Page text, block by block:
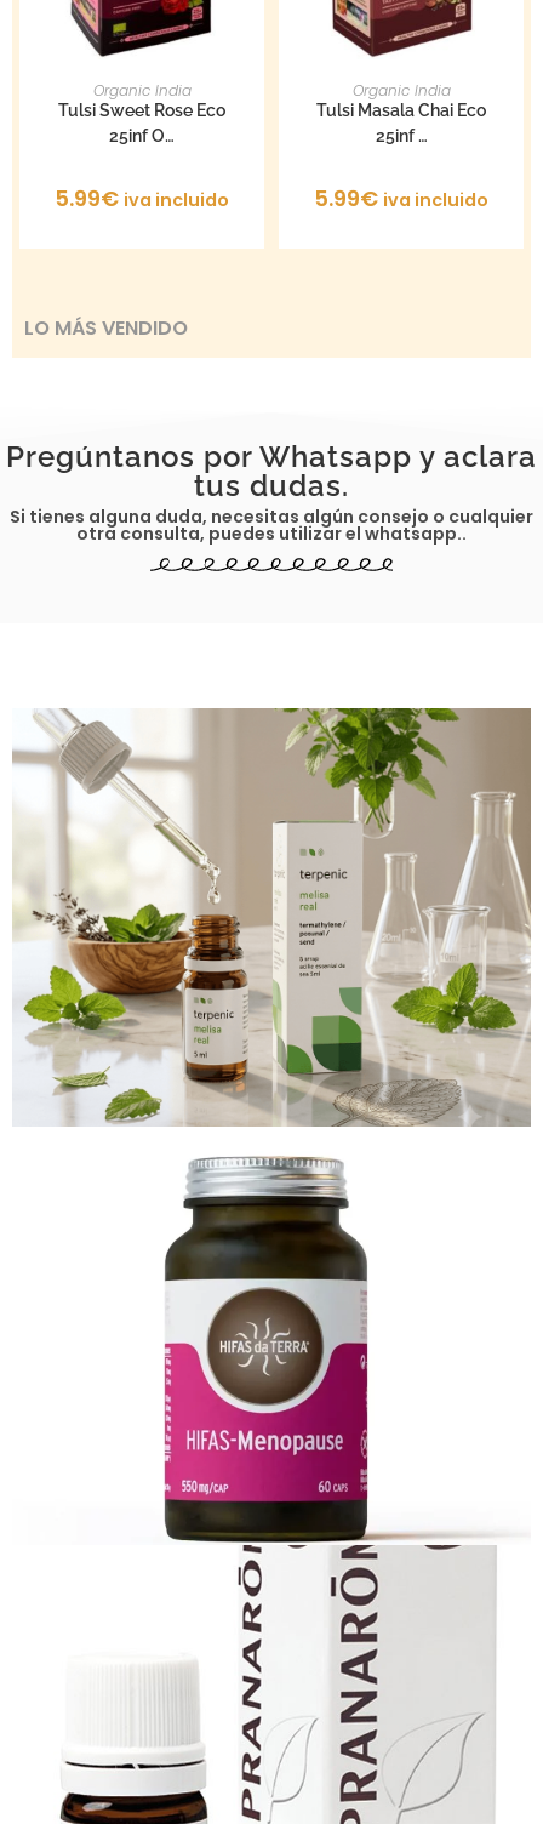
AÑADIR AL CARRITO
Organic India
Tulsi Sweet Rose Eco
25inf O…
5.99€ iva incluido
AÑADIR AL CARRITO
Organic India
Tulsi Masala Chai Eco
25inf …
5.99€ iva incluido
LO MÁS VENDIDO
Pregúntanos por Whatsapp y aclara
tus dudas.
Si tienes alguna duda, necesitas algún consejo o cualquier
otra consulta, puedes utilizar el whatsapp..